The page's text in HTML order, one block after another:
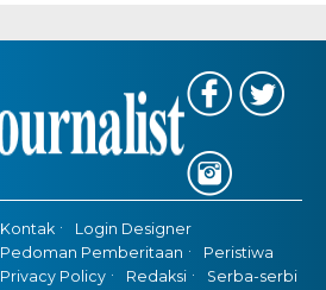
Kontak
Login Designer
Pedoman Pemberitaan
Peristiwa
Privacy Policy
Redaksi Serba-serbi